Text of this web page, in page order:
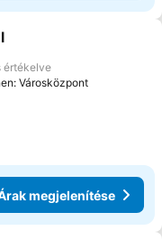
a kedvencekhez
értékelve
Városközpont
megjelenítése